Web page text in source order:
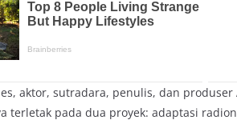
aktor, sutradara, penulis, dan
terletak pada dua proyek: adaptasi